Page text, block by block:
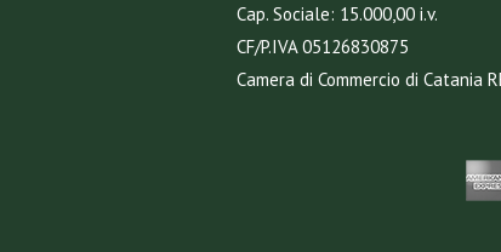
Cap. Sociale: 15.000,00 i.v.
CF/P.IVA 05126830875
Camera di Commercio di Catania